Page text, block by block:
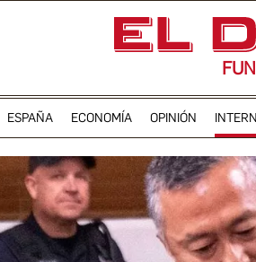
ESPAÑA ECONOMÍA OPINIÓN